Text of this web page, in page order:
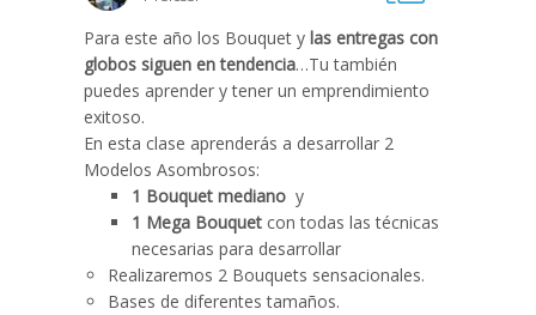
Para este año los Bouquet y las entregas con
globos siguen en tendencia…Tu también
puedes aprender y tener un emprendimiento
exitoso.
En esta clase aprenderás a desarrollar 2
Modelos Asombrosos:
1 Bouquet mediano y
1 Mega Bouquet con todas las técnicas
necesarias para desarrollar
Realizaremos 2 Bouquets sensacionales.
Bases de diferentes tamaños.